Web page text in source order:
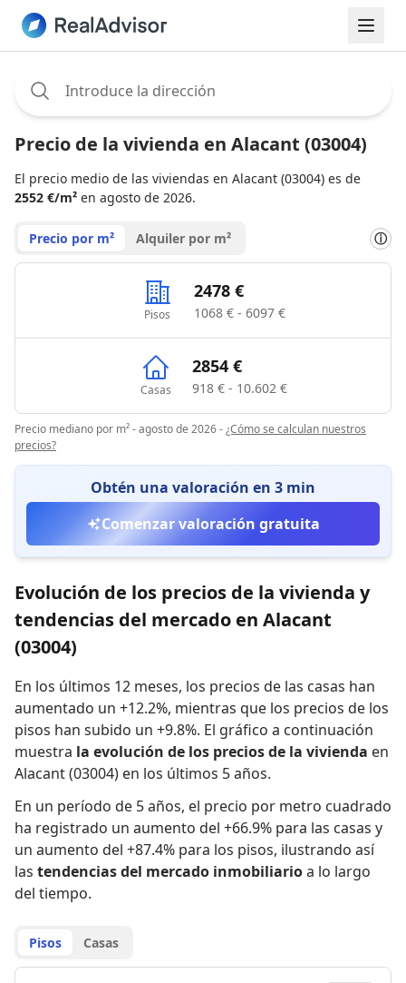
Precio de la vivienda en Alacant (03004)
El precio medio de las viviendas en Alacant (03004) es de
2552 €/m² en agosto de 2026.
Precio por m² Alquiler por m² ⓘ
Pisos
2478 €
1068 € - 6097 €
Casas
2854 €
918 € - 10.602 €
Precio mediano por m² - agosto de 2026-¿Cómo se calculan nuestros
precios?
Obtén una valoración en 3 min
Comenzar valoración gratuita
Evolución de los precios de la vivienda y
tendencias del mercado en Alacant
(03004)
En los últimos 12 meses, los precios de las casas han
aumentado un +12.2%, mientras que los precios de los
pisos han subido un +9.8%. El gráfico a continuación
muestra la evolución de los precios de la vivienda en
Alacant (03004) en los últimos 5 años.
En un período de 5 años, el precio por metro cuadrado
ha registrado un aumento del +66.9% para las casas y
un aumento del +87.4% para los pisos, ilustrando así
las tendencias del mercado inmobiliarioa lo largo
del tiempo.
Pisos Casas